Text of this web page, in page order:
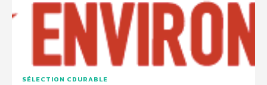
SÉLECTION CDURABLE